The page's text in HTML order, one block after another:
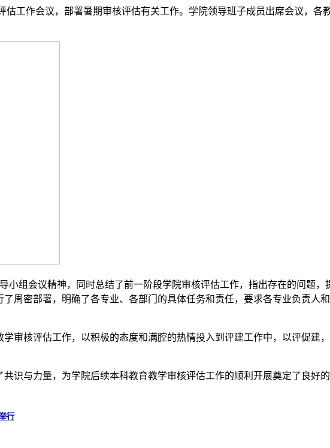
工作会议，部署暑期审核评估有关工作。学院领导班子成员出席会议，各
小组会议精神，同时总结了前一阶段学院审核评估工作，指出存在的问题
周密部署，明确了各专业、各部门的具体任务和责任，要求各专业负责人
审核评估工作，以积极的态度和满腔的热情投入到评建工作中，以评促建
识与力量，为学院后续本科教育教学审核评估工作的顺利开展奠定了良好
行